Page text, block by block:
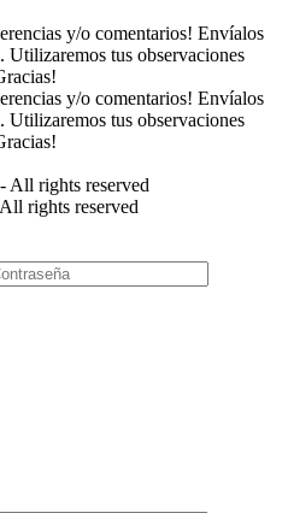
y/o comentarios! Envíalos
. Utilizaremos tus observaciones
y/o comentarios! Envíalos
. Utilizaremos tus observaciones
- All rights reserved
All rights reserved